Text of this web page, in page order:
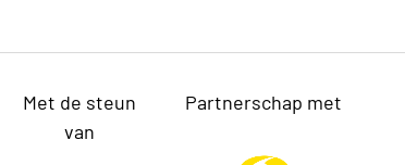
Met de steun
van
Partnerschap met